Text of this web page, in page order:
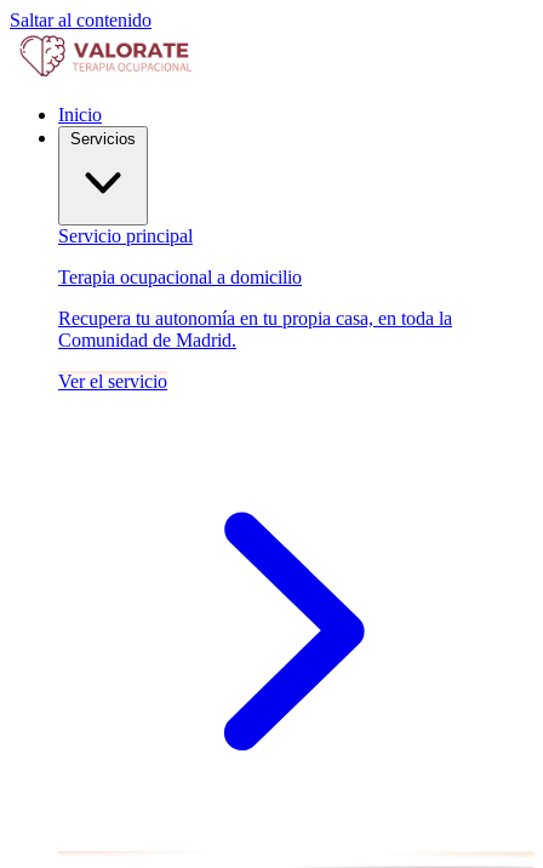
Saltar al contenido
Inicio
Servicio principal
Terapia ocupacional a domicilio
Recupera tu autonomía en tu propia casa, en toda la
Comunidad de Madrid.
Ver el servicio